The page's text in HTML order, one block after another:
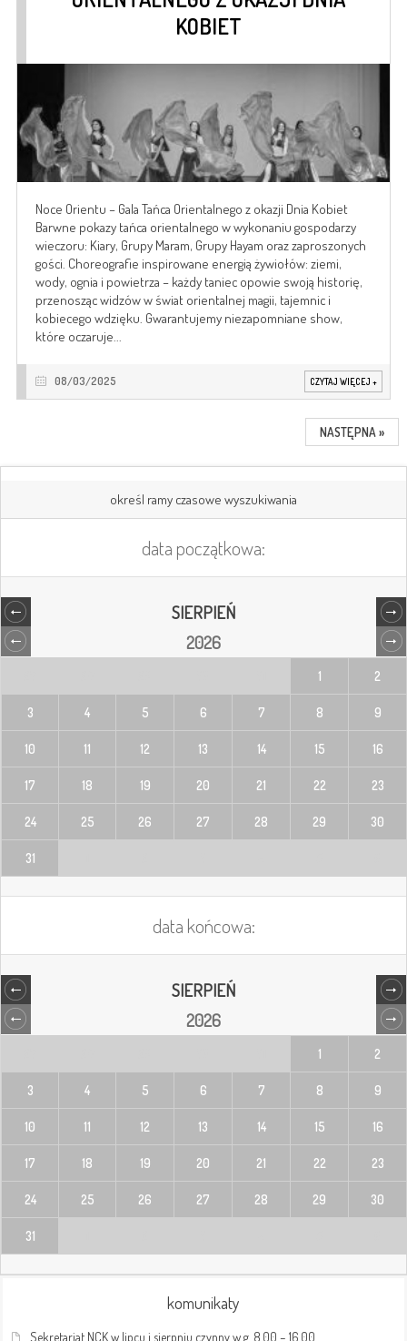
KOBIET
Noce Orientu – Gala Tańca Orientalnego z okazji Dnia Kobiet
Barwne pokazy tańca orientalnego w wykonaniu gospodarzy
wieczoru: Kiary, Grupy Maram, Grupy Hayam oraz zaproszonych
gości. Choreografie inspirowane energią żywiołów: ziemi,
wody, ognia i powietrza – każdy taniec opowie swoją historię,
przenosząc widzów w świat orientalnej magii, tajemnic i
kobiecego wdzięku. Gwarantujemy niezapomniane show,
które oczaruje...
08/03/2025 CZYTAJ WIĘCEJ +
NASTĘPNA »
określ ramy czasowe wyszukiwania
data początkowa:
SIERPIEŃ
2026
1 2
3 4 5 6 7 8 9
10 11 12 13 14 15 16
17 18 19 20 21 22 23
24 25 26 27 28 29 30
31
data końcowa:
SIERPIEŃ
2026
1 2
3 4 5 6 7 8 9
10 11 12 13 14 15 16
17 18 19 20 21 22 23
24 25 26 27 28 29 30
31
komunikaty
Sekretariat NCK w lipcu i sierpniu czynny w g. 8.00 – 16.00.